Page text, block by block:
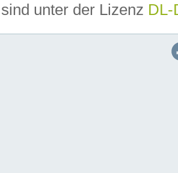
unter der Lizenz